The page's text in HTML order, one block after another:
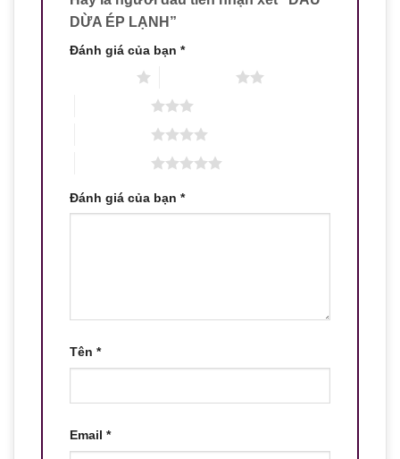
DỪA ÉP LẠNH”
Đánh giá của bạn *
Đánh giá của bạn *
Tên *
Email *